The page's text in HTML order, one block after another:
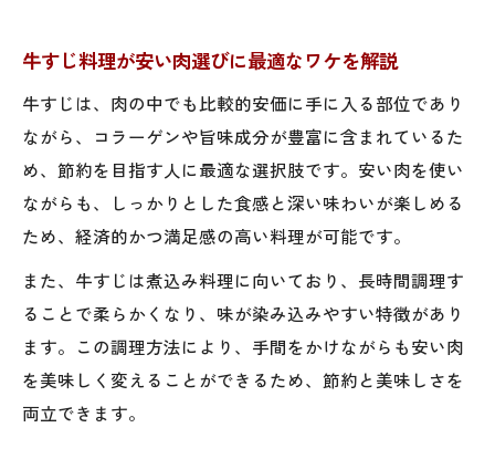
牛すじ料理が安い肉選びに最適なワケを解説
牛すじは、肉の中でも比較的安価に手に入る部位であり
ながら、コラーゲンや旨味成分が豊富に含まれているた
め、節約を目指す人に最適な選択肢です。安い肉を使い
ながらも、しっかりとした食感と深い味わいが楽しめる
ため、経済的かつ満足感の高い料理が可能です。
また、牛すじは煮込み料理に向いており、長時間調理す
ることで柔らかくなり、味が染み込みやすい特徴があり
ます。この調理方法により、手間をかけながらも安い肉
を美味しく変えることができるため、節約と美味しさを
両立できます。